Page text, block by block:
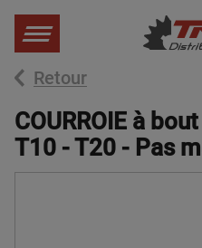
Retour
COURROIE à
T10 - T20 - Pas